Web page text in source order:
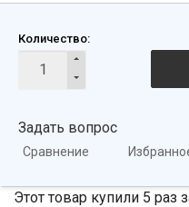
Количество:
Задать вопрос
Сравнение
Этот товар купили 5 раз